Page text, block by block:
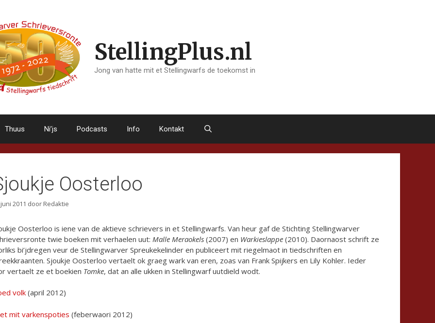
StellingPlus.nl
Jong van hatte mit et Stellingwarfs de toekomst in
Thuus Ni’js Podcasts Info Kontakt
Oosterloo
2011 door Redaktie
Oosterloo is iene van de aktieve schrievers in et Stellingwarfs. Van heur gaf de Stichting Stellingwarver
twie boeken mit verhaelen uut: Malle Meraokels (2007) en Warkieslappe (2010). Daornaost schrift ze
bi’jdregen veur de Stellingwarver Spreukekelinder en publiceert mit riegelmaot in tiedschriften en
Sjoukje Oosterloo vertaelt ok graeg wark van eren, zoas van Frank Spijkers en Lily Kohler. Ieder
vertaelt ze et boekien Tomke, dat an alle ukken in Stellingwarf uutdield wodt.
volk (april 2012)
mit varkenspoties (feberwaori 2012)